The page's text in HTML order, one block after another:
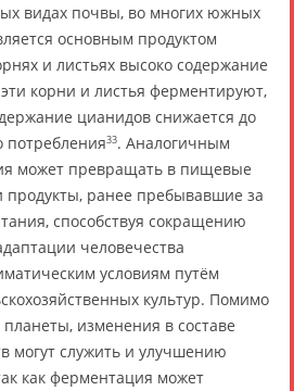
видах почвы, во многих южных
основным продуктом
и листьях высоко содержание
корни и листья ферментируют,
цианидов снижается до
потребления33. Аналогичным
может превращать в пищевые
продукты, ранее пребывавшие за
способствуя сокращению
человечества
условиям путём
культур. Помимо
изменения в составе
могут служить и улучшению
как ферментация может